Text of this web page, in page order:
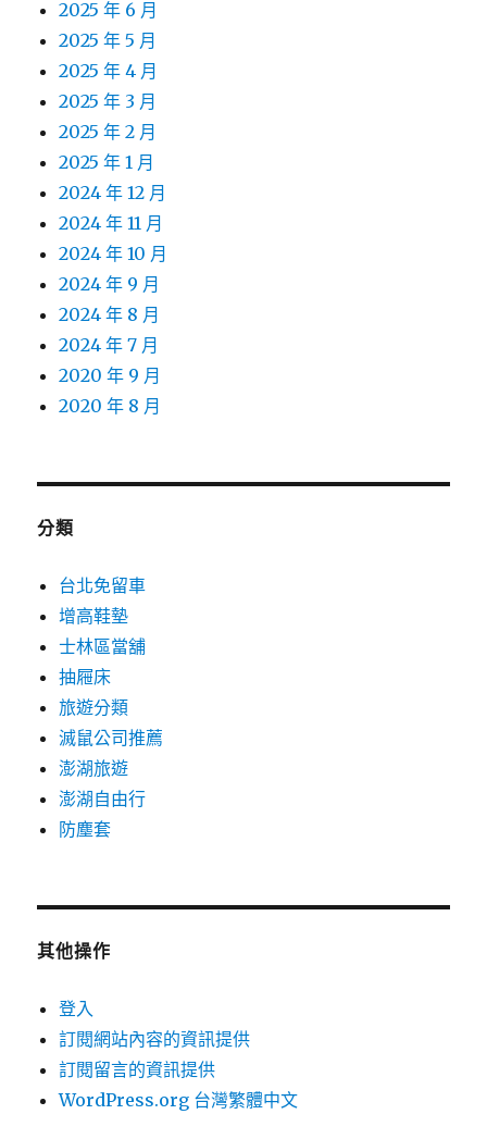
2025 年 6 月
2025 年 5 月
2025 年 4 月
2025 年 3 月
2025 年 2 月
2025 年 1 月
2024 年 12 月
2024 年 11 月
2024 年 10 月
2024 年 9 月
2024 年 8 月
2024 年 7 月
2020 年 9 月
2020 年 8 月
分類
台北免留車
增高鞋墊
士林區當舖
抽屜床
旅遊分類
滅鼠公司推薦
澎湖旅遊
澎湖自由行
防塵套
其他操作
登入
訂閱網站內容的資訊提供
訂閱留言的資訊提供
WordPress.org 台灣繁體中文